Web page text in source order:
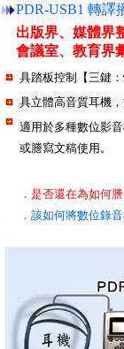
PDR-USB1 轉譯
出版界、媒體界
會議室、教育界
具踏板控制【三鍵
具立體高音質耳機
適用於多種數位影
或謄寫文稿使用。
．是否還在為如何
． 該如何將數位錄